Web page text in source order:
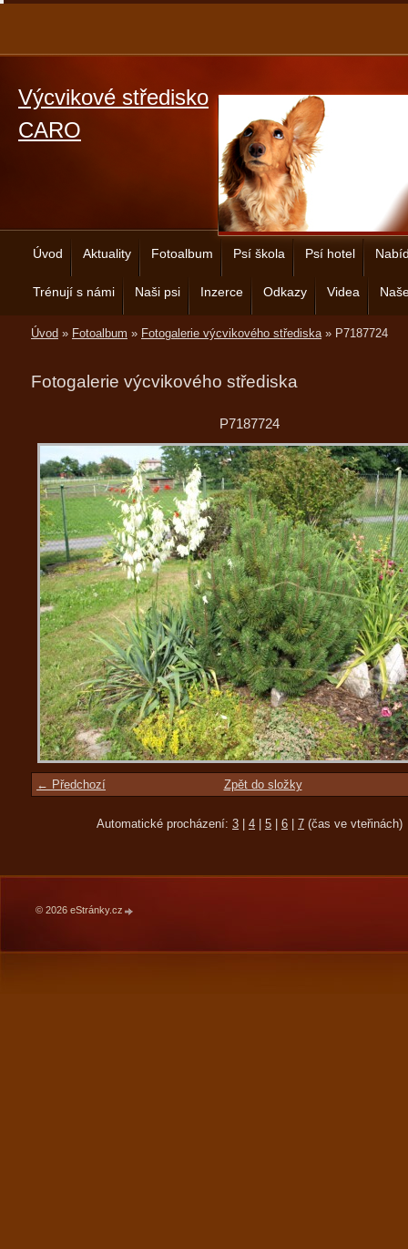
Výcvikové středisko
CARO
Úvod Aktuality Fotoalbum Psí škola Psí hotel
Trénují s námi Naši psi Inzerce Odkazy Videa
Úvod » Fotoalbum » Fotogalerie výcvikového střediska» P7187724
Fotogalerie výcvikového střediska
P7187724
← Předchozí Zpět do složky
Automatické procházení: 3 4 5 6 7 (čas ve vteřinách)
© 2026 eStránky.cz